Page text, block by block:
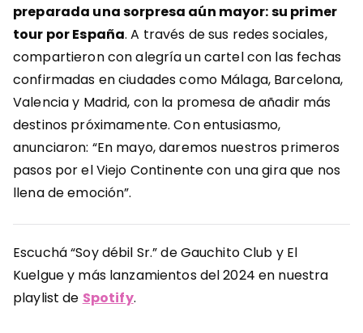
preparada una sorpresa aún mayor: su primer
tour por España. A través de sus redes sociales,
compartieron con alegría un cartel con las fechas
confirmadas en ciudades como Málaga, Barcelona,
Valencia y Madrid, con la promesa de añadir más
destinos próximamente. Con entusiasmo,
anunciaron: “En mayo, daremos nuestros primeros
pasos por el Viejo Continente con una gira que nos
llena de emoción”.
Escuchá “Soy débil Sr.” de Gauchito Club y El
Kuelgue y más lanzamientos del 2024 en nuestra
playlist de Spotify.